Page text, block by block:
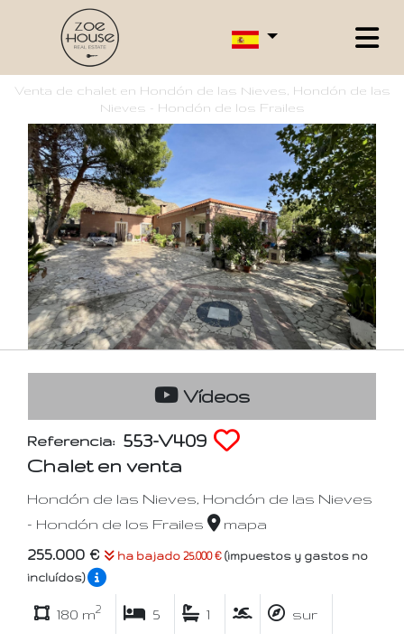
Venta de chalet en Hondón de las Nieves, Hondón de las
Nieves - Hondón de los Frailes
Vídeos
Referencia: 553-V409
Chalet en venta
Hondón de las Nieves, Hondón de las Nieves
- Hondón de los Frailes
mapa
255.000 € ha bajado 25.000 € (impuestos y gastos no
incluídos)
180 m2 5 1 sur